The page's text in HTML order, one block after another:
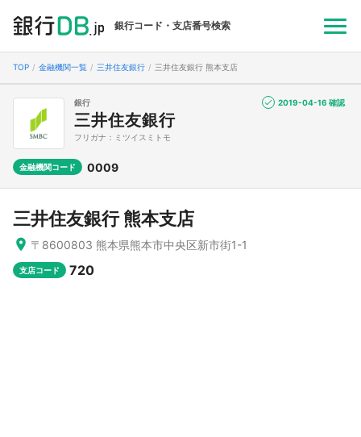
銀行コード・支店番号検索
TOP 金融機関一覧 三井住友銀行 三井住友銀行 熊本支店
銀行
三井住友銀行
フリガナ：ミツイスミトモ
金融機関コード 0009
2019-04-16 確認
三井住友銀行 熊本支店
〒8600803 熊本県熊本市中央区新市街1-1
支店コード 720